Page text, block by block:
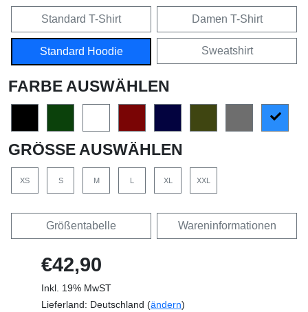
Standard T-Shirt Damen T-Shirt
Standard Hoodie Sweatshirt
FARBE AUSWÄHLEN
GRÖSSE AUSWÄHLEN
XS S M L XL XXL
Größentabelle Wareninformationen
€42,90
Inkl. 19% MwST
Lieferland: Deutschland (ändern)